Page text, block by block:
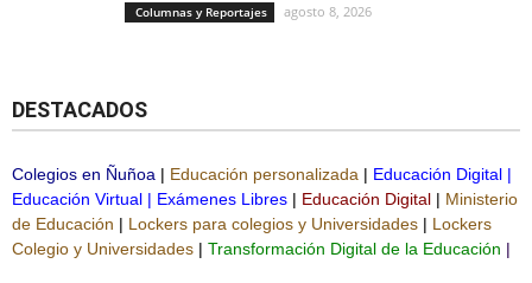
Columnas y Reportajes agosto 8, 2026
DESTACADOS
Colegios en Ñuñoa | Educación personalizada | Educación Digital |
Educación Virtual | Exámenes Libres | Educación Digital | Ministerio
de Educación | Lockers para colegios y Universidades | Lockers
Colegio y Universidades | Transformación Digital de la Educación |